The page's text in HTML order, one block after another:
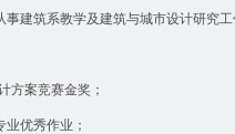
建筑系教学及建筑与城市设计研究工
方案竞赛金奖；
优秀作业；